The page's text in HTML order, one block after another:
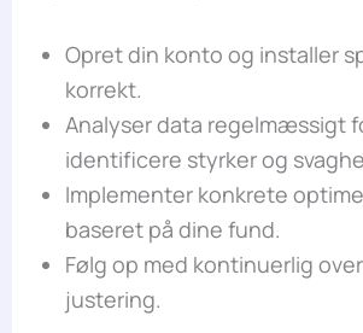
Opret din konto og installer
korrekt.
Analyser data regelmæssigt
identificere styrker og
Implementer konkrete
baseret på dine fund.
Følg op med kontinuerlig
justering.